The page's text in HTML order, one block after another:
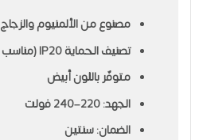
مصنوع من الألمنيوم والزجاج
تصنيف الحماية IP20 (مناسب للاستخدام الداخلي)
متوفّر باللون أبيض
الجهد: 220–240 فولت
الضمان: سنتين